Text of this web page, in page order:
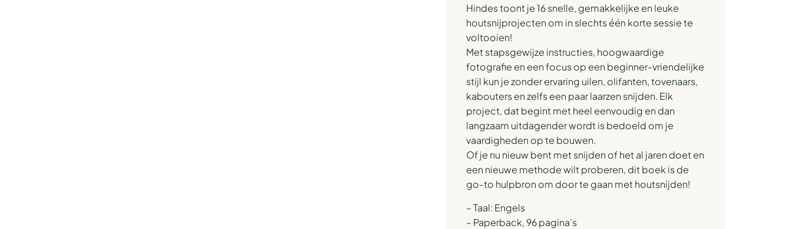
Hindes toont je 16 snelle, gemakkelijke en leuke
houtsnijprojecten om in slechts één korte sessie te
voltooien!
Met stapsgewijze instructies, hoogwaardige
fotografie en een focus op een beginner-vriendelijke
stijl kun je zonder ervaring uilen, olifanten, tovenaars,
kabouters en zelfs een paar laarzen snijden. Elk
project, dat begint met heel eenvoudig en dan
langzaam uitdagender wordt is bedoeld om je
vaardigheden op te bouwen.
Of je nu nieuw bent met snijden of het al jaren doet en
een nieuwe methode wilt proberen, dit boek is de
go-to hulpbron om door te gaan met houtsnijden!
– Taal: Engels
– Paperback, 96 pagina’s